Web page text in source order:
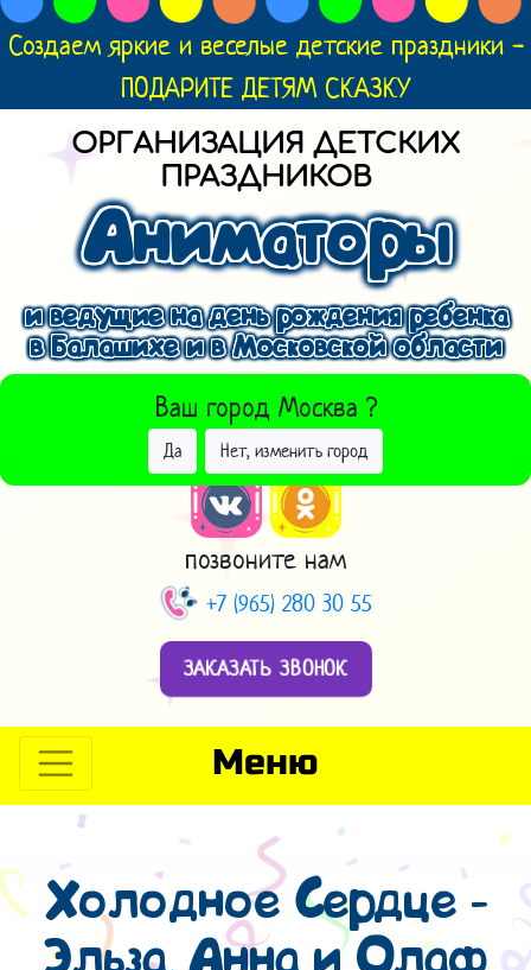
Создаем яркие и веселые детские праздники -
ПОДАРИТЕ ДЕТЯМ СКАЗКУ
ОРГАНИЗАЦИЯ ДЕТСКИХ
ПРАЗДНИКОВ
Аниматоры
и ведущие на день рождения ребенка
в Балашихе и в Московской области
Ваш город Москва ?
Да Нет, изменить город
ВЫБРАТЬ ДРУГОЙ ГОРОД
позвоните нам
+7 (965) 280 30 55
ЗАКАЗАТЬ ЗВОНОК
Меню
Холодное Сердце -